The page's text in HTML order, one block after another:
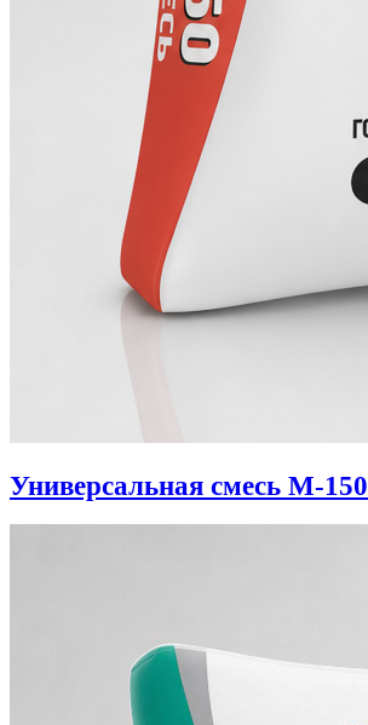
Универсальная смесь М-150